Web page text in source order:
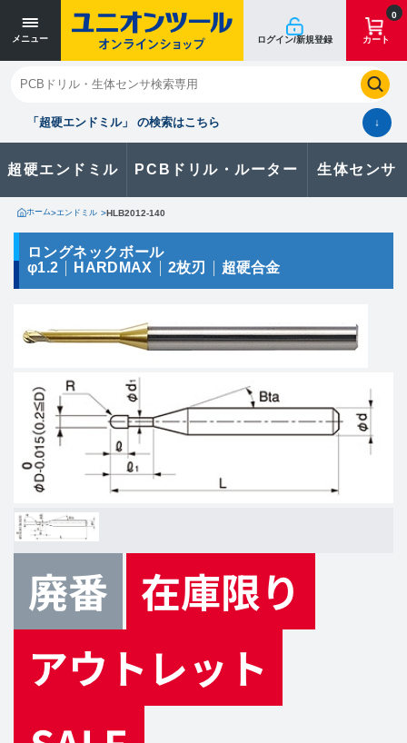
メニュー ログイン/新規登録
0
カート
「超硬エンドミル」 の検索はこちら ↓
超硬エンドミル PCBドリル・ルーター 生体センサ
閉じる
お気に入り クイックオーダー 購入履歴
製品に関するお問い合わせはこちら
カタログ一覧
ホーム>エンドミル >HLB2012-140
ロングネックボール
φ1.2
HARDMAX 2枚刃 超硬合金
寸法単位 [mm]
寸法単位 [mm]